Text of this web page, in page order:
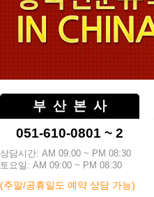
부산본사
051-610-0801 ~ 2
상담시간: AM 09:00 ~ PM 08:30
토요일: AM 09:00 ~ PM 08:30
(주말/공휴일도 예약 상담 가능)